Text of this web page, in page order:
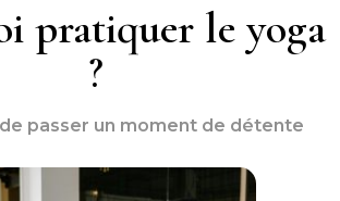
pratiquer le yoga
?
passer un moment de détente